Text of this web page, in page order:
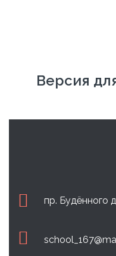
Версия
пр. Будённого